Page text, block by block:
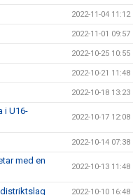
2022-11-04 11:12
2022-11-01 09:57
2022-10-25 10:55
2022-10-21 11:48
2022-10-18 13:23
i U16-
2022-10-17 12:08
2022-10-14 07:38
med en
2022-10-13 11:48
2022-10-10 16:48